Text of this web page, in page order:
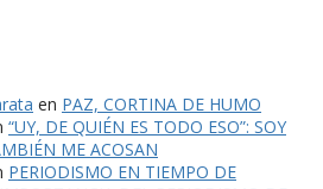
en PAZ, CORTINA DE HUMO
“UY, DE QUIÉN ES TODO ESO”: SOY
ME ACOSAN
PERIODISMO EN TIEMPO DE